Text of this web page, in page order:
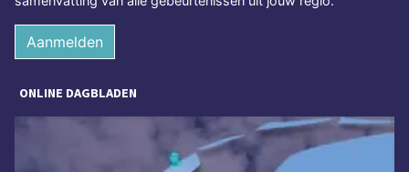
Aanmelden
ONLINE DAGBLADEN